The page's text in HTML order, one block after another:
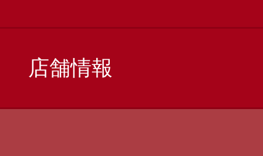
店舗情報